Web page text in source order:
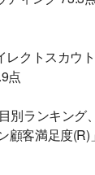
レクトスカウ
点
別ランキング
顧客満足度